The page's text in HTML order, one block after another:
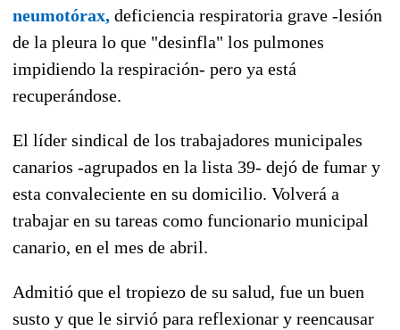
neumotórax, deficiencia respiratoria grave -lesión
de la pleura lo que "desinfla" los pulmones
impidiendo la respiración- pero ya está
recuperándose.
El líder sindical de los trabajadores municipales
canarios -agrupados en la lista 39- dejó de fumar y
esta convaleciente en su domicilio. Volverá a
trabajar en su tareas como funcionario municipal
canario, en el mes de abril.
Admitió que el tropiezo de su salud, fue un buen
susto y que le sirvió para reflexionar y reencausar